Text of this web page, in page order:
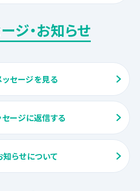
ジ・お知らせ
ッセージを見る
セージに返信する
知らせについて